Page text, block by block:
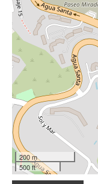
200 m
500 ft